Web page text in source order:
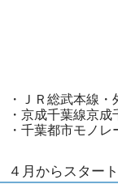
・ＪＲ総武本線
・京成千葉線京
・千葉都市モノ
４月からスタート